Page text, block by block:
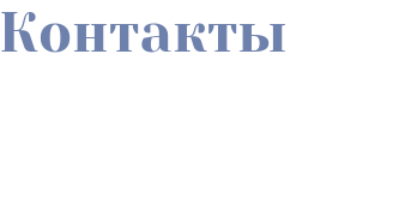
Контакты